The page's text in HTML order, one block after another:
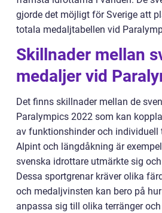
gjorde det möjligt för Sverige att
totala medaljtabellen vid
Skillnader mellan
medaljer vid
Det finns skillnader mellan de
Paralympics 2022 som kan
av funktionshinder och individuell
Alpint och längdåkning är
svenska idrottare utmärkte sig
Dessa sportgrenar kräver olika
och medaljvinsten kan bero på
anpassa sig till olika terränger